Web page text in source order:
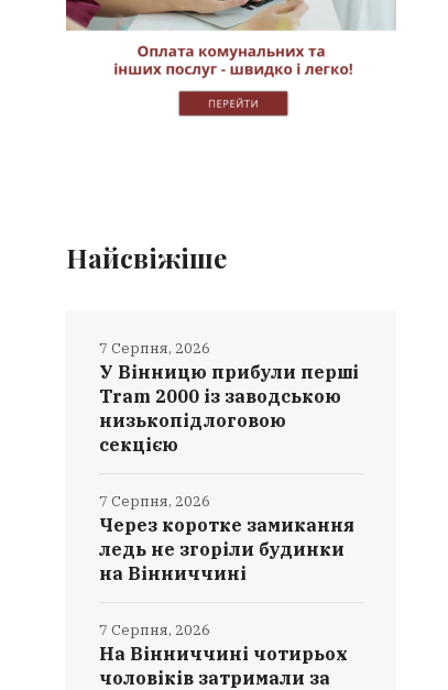
Найсвіжіше
У Вінницю прибули перші
Tram 2000 із заводською
низькопідлоговою
секцією
7 Серпня, 2026
Через коротке замикання
ледь не згоріли будинки
на Вінниччині
7 Серпня, 2026
На Вінниччині чотирьох
чоловіків затримали за
7 Серпня, 2026